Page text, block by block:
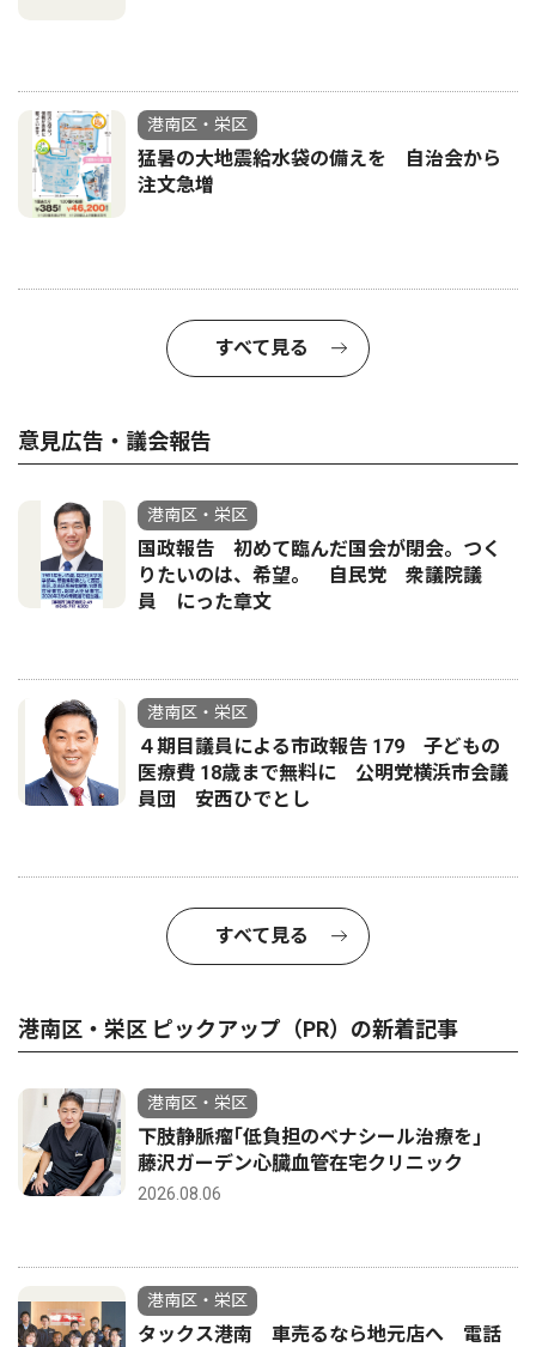
港南区・栄区
猛暑の大地震給水袋の備えを 自治会から
注文急増
すべて見る
意見広告・議会報告
港南区・栄区
国政報告 初めて臨んだ国会が閉会。つく
りたいのは、希望。 自民党 衆議院議
員 にった章文
港南区・栄区
４期目議員による市政報告 179 子どもの
医療費 18歳まで無料に 公明党横浜市会議
員団 安西ひでとし
すべて見る
港南区・栄区 ピックアップ（PR）の新着記事
港南区・栄区
下肢静脈瘤｢低負担のベナシール治療を｣
藤沢ガーデン心臓血管在宅クリニック
2026.08.06
港南区・栄区
タックス港南 車売るなら地元店へ 電話